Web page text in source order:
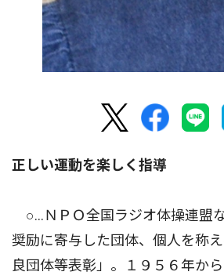
正しい運動を楽しく指導
○…ＮＰＯ全国ラジオ体操連盟
奨励に寄与した団体、個人を称
良団体等表彰」。１９５６年か